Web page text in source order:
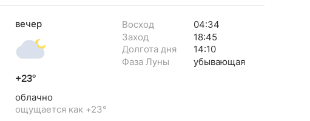
вечер
+23°
облачно
ощущается как +23°
Восход
04:34
Заход
18:45
Долгота дня
14:10
Фаза Луны
убывающая